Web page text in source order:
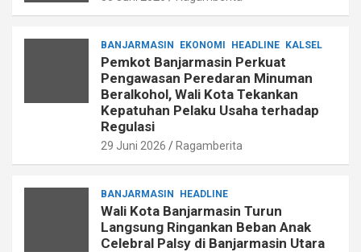
BANJARMASIN EKONOMI HEADLINE KALSEL
Pemkot Banjarmasin Perkuat
Pengawasan Peredaran Minuman
Beralkohol, Wali Kota Tekankan
Kepatuhan Pelaku Usaha terhadap
Regulasi
29 Juni 2026 Ragamberita
BANJARMASIN HEADLINE
Wali Kota Banjarmasin Turun
Langsung Ringankan Beban Anak
Celebral Palsy di Banjarmasin Utara